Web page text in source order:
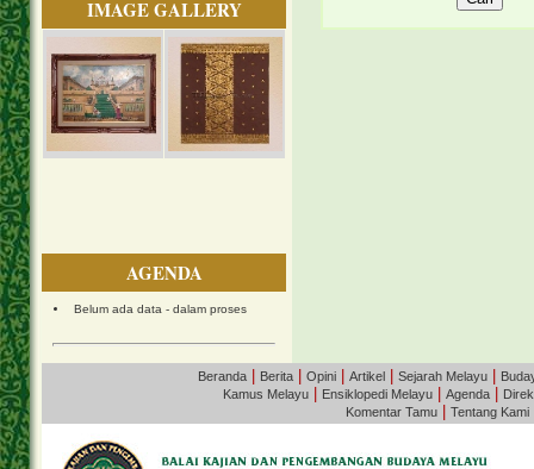
IMAGE GALLERY
AGENDA
Belum ada data - dalam proses
Beranda Berita Opini Artikel Sejarah Melayu
Kamus Melayu
Ensiklopedi Melayu Agenda
Komentar Tamu
Tentang Kami